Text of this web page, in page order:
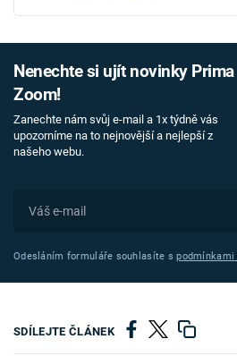
Nenechte si ujít novinky Prima
Zoom!
Zanechte nám svůj e-mail a 1x týdně vás
upozorníme na to nejnovější a nejlepší z
našeho webu.
Odesláním formuláře souhlasíte spodmínkami
SDÍLEJTE ČLÁNEK